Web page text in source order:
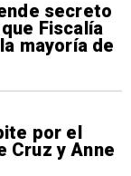
secreto
Fiscalía
mayoría de
por el
Cruz y Anne